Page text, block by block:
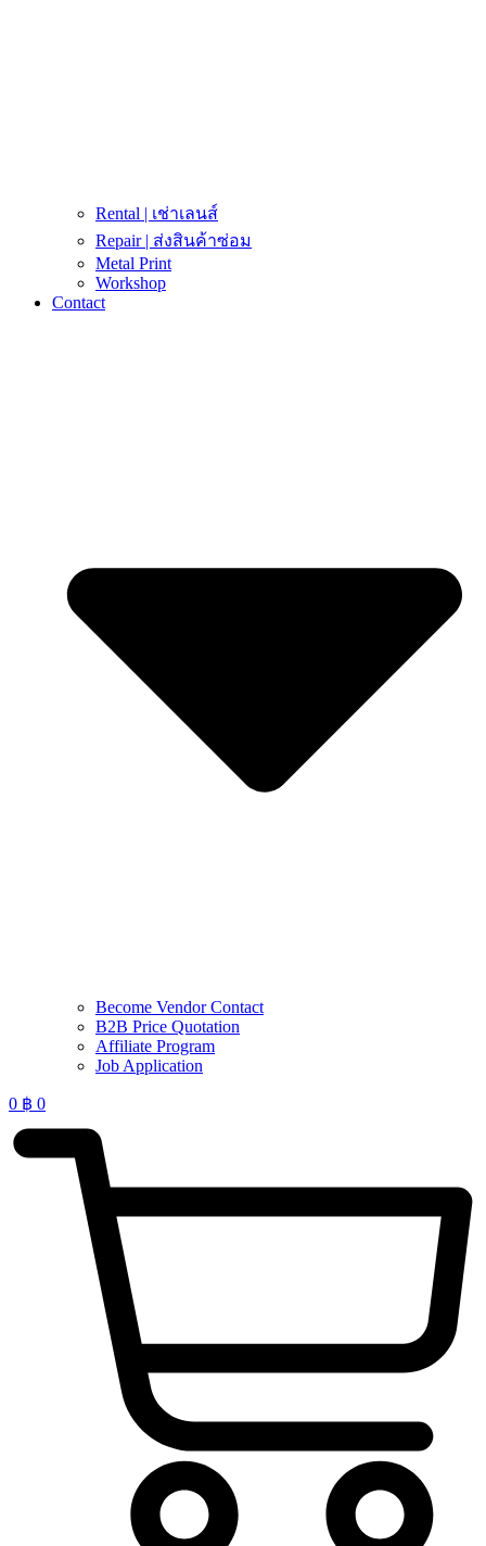
Rental | เช่าเลนส์
Repair | ส่งสินค้าซ่อม
Metal Print
Workshop
Contact
Become Vendor Contact
B2B Price Quotation
Affiliate Program
Job Application
0 ฿ 0